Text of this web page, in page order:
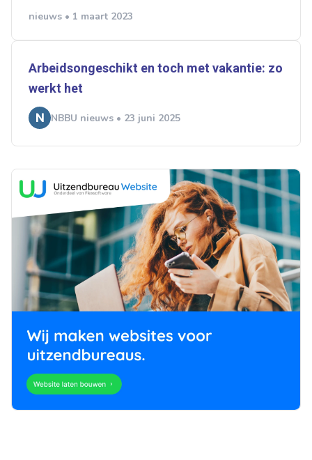
nieuws • 1 maart 2023
Arbeidsongeschikt en toch met vakantie: zo
werkt het
NBBU nieuws • 23 juni 2025